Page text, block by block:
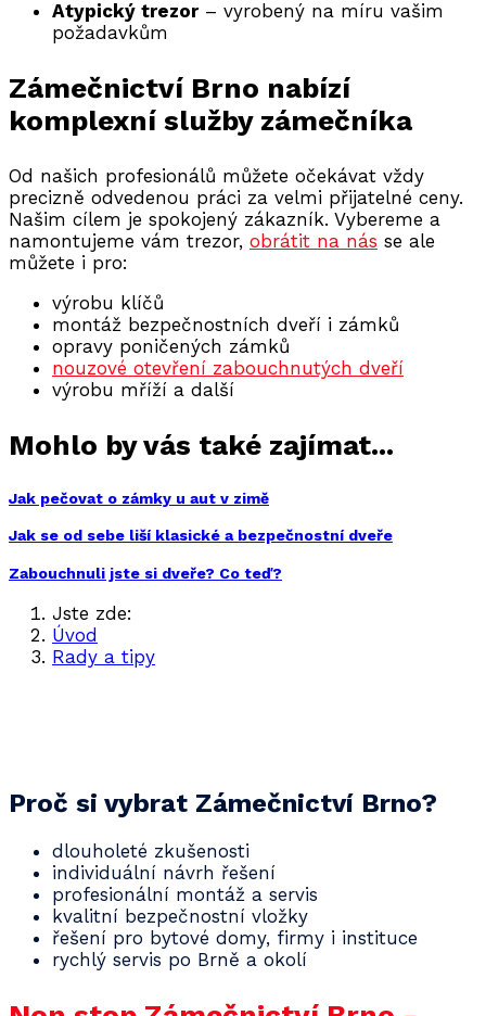
Atypický trezor– vyrobený na míru vašim
požadavkům
Zámečnictví Brno nabízí
komplexní služby zámečníka
Od našich profesionálů můžete očekávat vždy
precizně odvedenou práci za velmi přijatelné ceny.
Našim cílem je spokojený zákazník. Vybereme a
namontujeme vám trezor, obrátit na nás se ale
můžete i pro:
výrobu klíčů
montáž bezpečnostních dveří i zámků
opravy poničených zámků
nouzové otevření zabouchnutých dveří
výrobu mříží a další
Mohlo by vás také zajímat...
Jak pečovat o zámky u aut v zimě
Jak se od sebe liší klasické a bezpečnostní dveře
Zabouchnuli jste si dveře? Co teď?
Jste zde:
Úvod
Rady a tipy
Proč si vybrat Zámečnictví Brno?
dlouholeté zkušenosti
individuální návrh řešení
profesionální montáž a servis
kvalitní bezpečnostní vložky
řešení pro bytové domy, firmy i instituce
rychlý servis po Brně a okolí